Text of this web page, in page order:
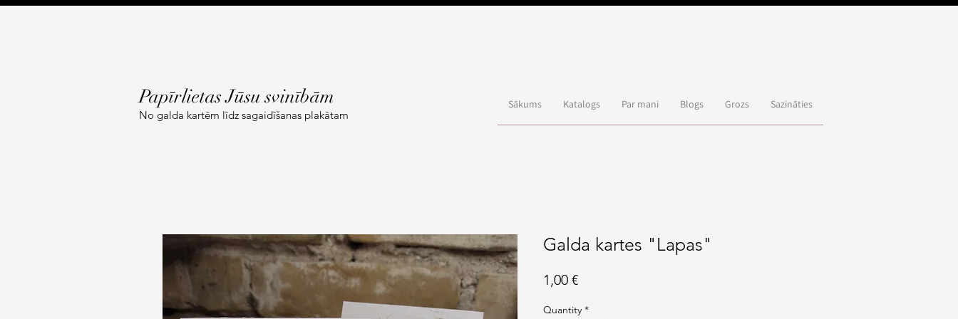
Papīrlietas Jūsu svinībām
No galda kartēm līdz sagaidīšanas plakātam
Sākums Katalogs Par mani Blogs Grozs Sazināties
Galda kartes "Lapas"
1,00 €Price
Quantity *